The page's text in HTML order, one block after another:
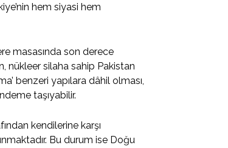
hem siyasi hem
masasında son derece
nükleer silaha sahip Pakistan
benzeri yapılara dâhil olması,
taşıyabilir.
kendilerine karşı
Bu durum ise Doğu